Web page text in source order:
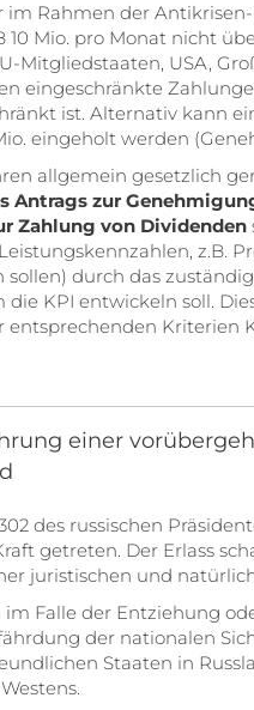
Rahmen der
10 Mio. pro Monat nicht
Mitgliedstaaten, USA,
eingeschränkte
ist. Alternativ kann
eingeholt werden
allgemein gesetzlich
Antrags zur
Zahlung von Dividenden
z.B.
sollen) durch das
KPI entwickeln soll.
Kriterien
einer
des russischen
getreten. Der Erlass
juristischen und
im Falle der Entziehung
der nationalen
Staaten in